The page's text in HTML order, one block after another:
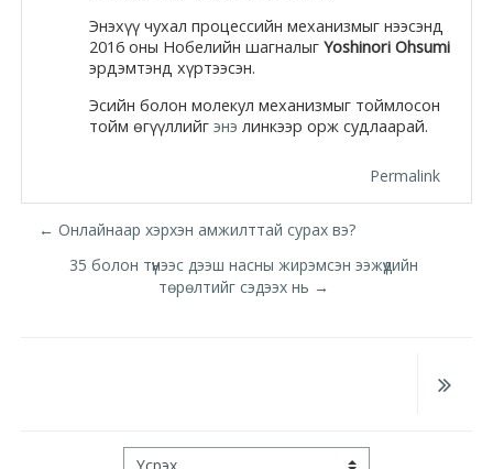
Moodle.com
Энэхүү чухал процессийн механизмыг нээсэнд
2016 оны Нобелийн шагналыг Yoshinori Ohsumi
эрдэмтэнд хүртээсэн.
Эсийн болон молекул механизмыг тоймлосон
тойм өгүүллийг энэ линкээр орж судлаарай.
Permalink
← Онлайнаар хэрхэн амжилттай сурах вэ?
35 болон түүнээс дээш насны жирэмсэн ээжүүдийн
төрөлтийг сэдээх нь →
Үсрэх ...